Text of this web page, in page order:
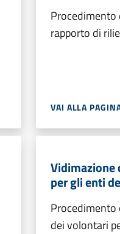
Procedimento
rapporto di
VAI ALLA
Vidimazione
per gli enti
Procedimento
dei volontari